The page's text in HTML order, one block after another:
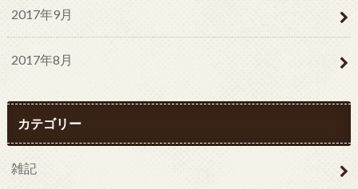
2017年9月
2017年8月
カテゴリー
雑記